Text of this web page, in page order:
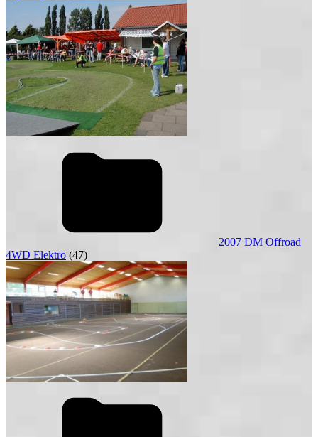
2007 DM Offroad
4WD Elektro (47)